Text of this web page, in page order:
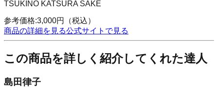
TSUKINO KATSURA SAKE
参考価格:3,000円
（税込）
商品の詳細を見る公式サイトで見る
この商品を詳しく紹介してくれた達人
島田律子